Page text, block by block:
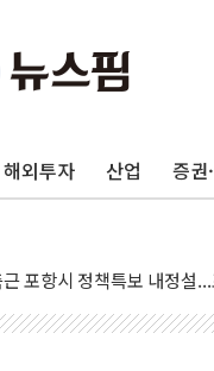
해외투자 산업 증권
와 MOU… "6·25 미군 실
려야"…파월 때와 달리 워
, 대한민국 다음 100년 밑
간 마라톤 부동산 2차 회